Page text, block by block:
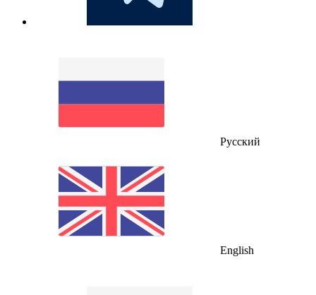
Русский
English